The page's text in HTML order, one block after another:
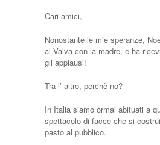
Cari amici,
Nonostante le mie speranze,
al Valva con la madre, e ha
gli applausi!
Tra l’ altro, perchè no?
In Italia siamo ormai abituati a
spettacolo di facce che si
pasto al pubblico.